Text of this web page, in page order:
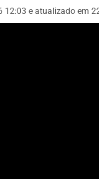
12:03 e atualizado em